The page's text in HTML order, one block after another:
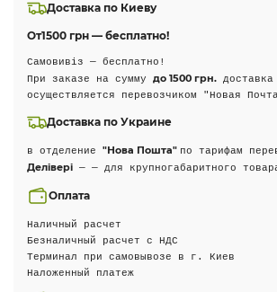
Доставка по Киеву
От1500 грн — бесплатно!
Самовивіз — бесплатно!
При заказе на сумму до 1500 грн.
осуществляется перевозчиком "Новая
Доставка по Украине
в отделение "Нова Пошта" по тарифам
Делівері — — для крупногабаритного
Оплата
Наличный расчет
Безналичный расчет с НДС
Терминал при самовывозе в г. Киев
Наложенный платеж